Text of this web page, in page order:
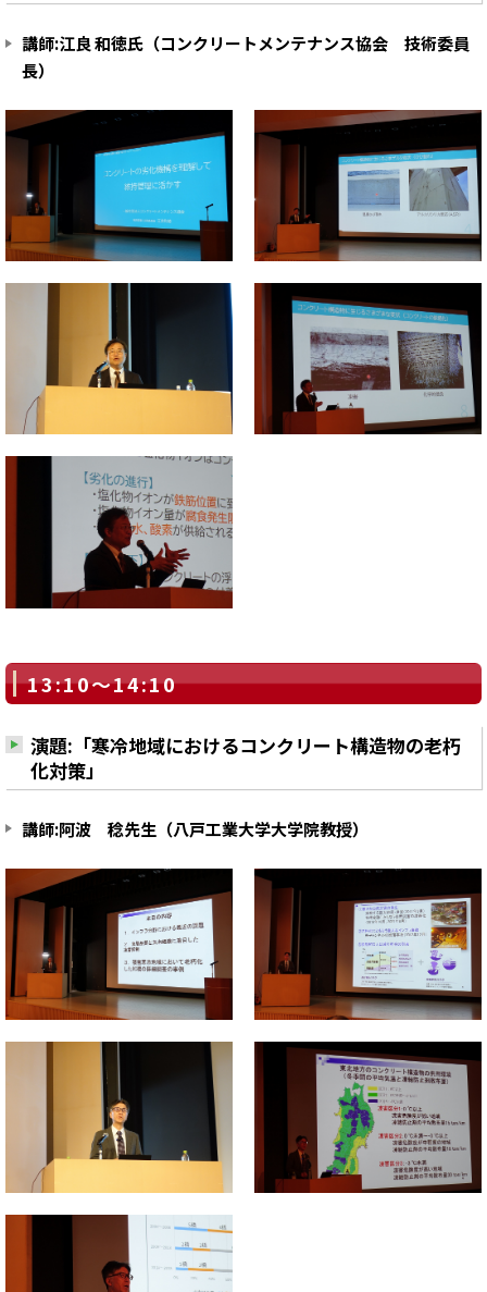
講師:江良 和徳氏（コンクリートメンテナンス協会 技術委員
長）
13:10～14:10
演題:「寒冷地域におけるコンクリート構造物の老朽
化対策」
講師:阿波 稔先生（八戸工業大学大学院教授）